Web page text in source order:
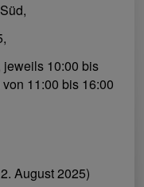
jeweils 10:00 bis
11:00 bis 16:00
August 2025)